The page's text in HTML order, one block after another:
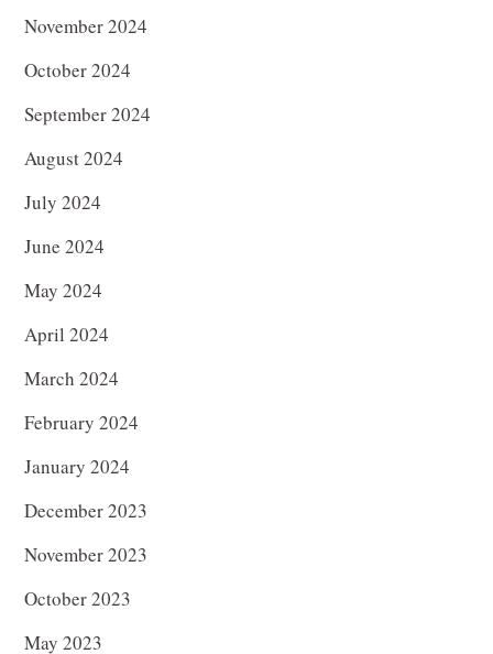
November 2024
October 2024
September 2024
August 2024
July 2024
June 2024
May 2024
April 2024
March 2024
February 2024
January 2024
December 2023
November 2023
October 2023
May 2023